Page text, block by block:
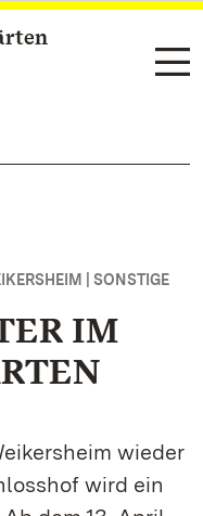
| SONSTIGE
IM
wieder
wird ein